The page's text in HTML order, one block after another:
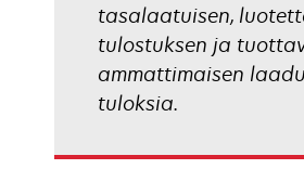
tasalaatuisen,
tulostuksen ja
ammattimaisen
tuloksia.